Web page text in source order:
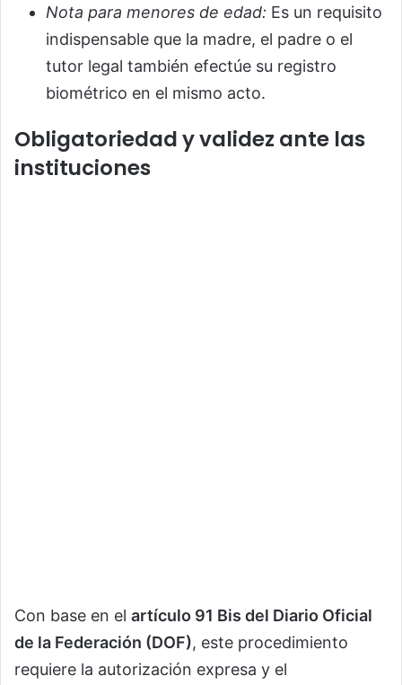
Nota para menores de edad: Es un requisito
indispensable que la madre, el padre o el
tutor legal también efectúe su registro
biométrico en el mismo acto.
Obligatoriedad y validez ante las
instituciones
Con base en el artículo 91 Bis del Diario Oficial
de la Federación (DOF), este procedimiento
requiere la autorización expresa y el